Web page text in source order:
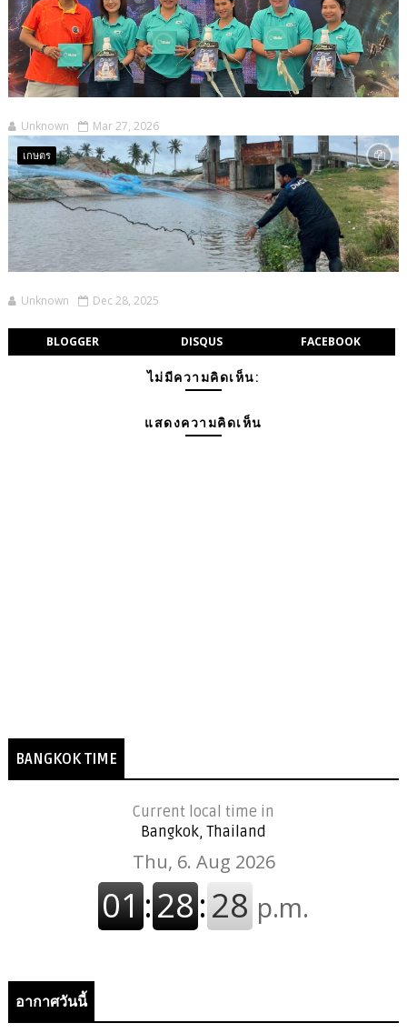
Unknown Mar 27, 2026
เกษตร
Unknown Dec 28, 2025
BLOGGER DISQUS FACEBOOK
ไม่มีความคิดเห็น:
แสดงความคิดเห็น
BANGKOK TIME
Current local time in
Bangkok, Thailand
อากาศวันนี้